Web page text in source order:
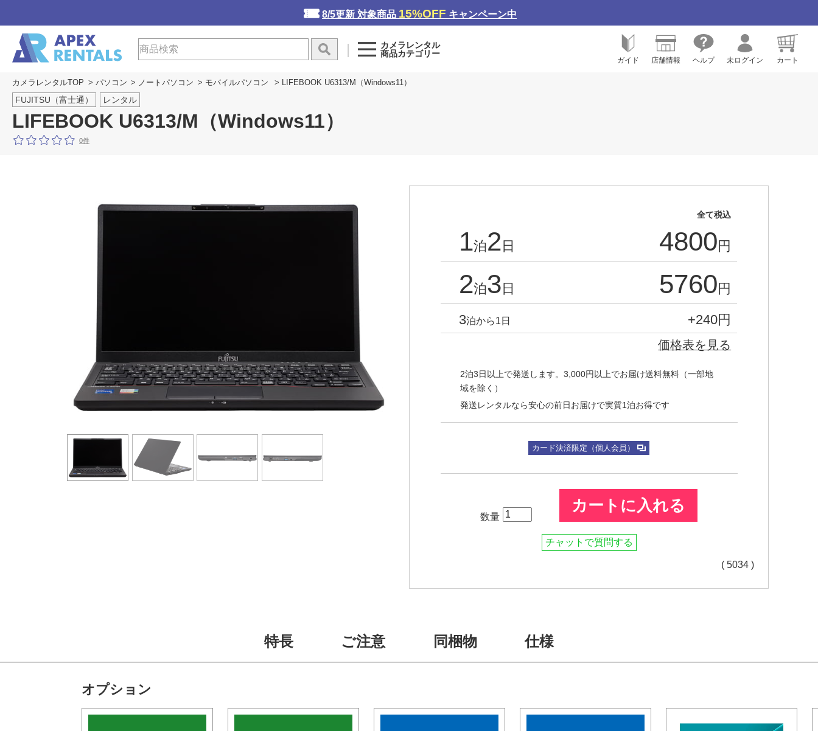
8/5更新 対象商品 15%OFF キャンペーン中
カメラレンタル
商品カテゴリー
ガイド 店舗情報 ヘルプ 未ログイン カート
カメラレンタルTOP > パソコン > ノートパソコン > モバイルパソコン > LIFEBOOK U6313/M（Windows11）
FUJITSU（富士通）
LIFEBOOK U6313/M（Windows11）
レンタル
0件
全て税込
1泊2 日 4800 円
2泊3 日 5760 円
3泊から1日 +240円
価格表を見る
2泊3日以上で発送します。3,000円以上でお届け送料無料（一部地
域を除く）
発送レンタルなら安心の前日お届けで実質1泊お得です
カード決済限定（個人会員）
数量
カートに入れる
チャットで質問する
( 5034 )
特長 ご注意 同梱物 仕様
オプション